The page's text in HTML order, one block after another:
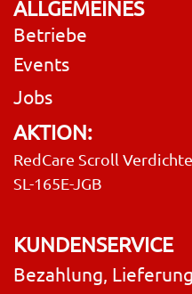
ALLGEMEINES
Betriebe
Events
Jobs
AKTION:
RedCare Scroll
SL-165E-JGB
KUNDENSERVICE
Bezahlung,